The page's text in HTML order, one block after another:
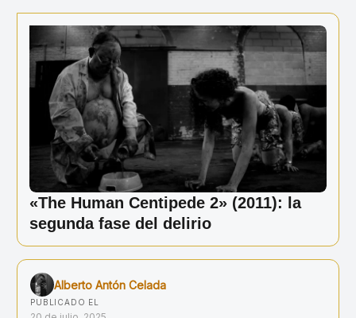
contenido
«The Human Centipede 2» (2011): la
segunda fase del delirio
Alberto Antón Celada
PUBLICADO EL